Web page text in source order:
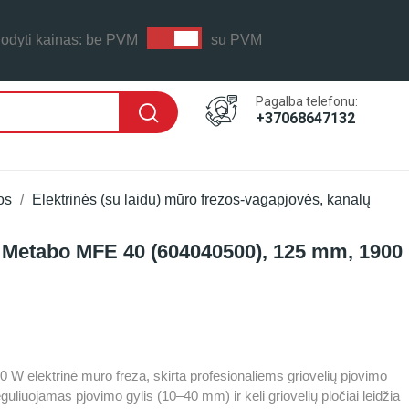
kainas: be PVM su PVM
Pagalba telefonu:
+37068647132
Elektrinės (su laidu) mūro frezos-vagapjovės, kanalų
LAIKAS: PER 1-2 D.D.
MFE 40 (604040500), 125 mm, 1900
W elektrinė mūro freza, skirta profesionaliems griovelių pjovimo
pjovimo gylis (10–40 mm) ir keli griovelių pločiai leidžia